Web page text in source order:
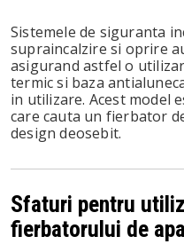
Sistemele de siguranta
supraincalzire si oprire
asigurand astfel o
termic si baza
in utilizare. Acest model
care cauta un fierbator
design deosebit.
Sfaturi pentru
fierbatorului de apa